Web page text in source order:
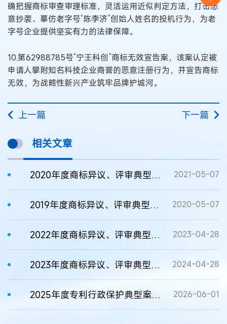
确把握商标审查审理标准，灵活运用近似判定方法，打击恶
意抄袭、摹仿老字号“陈李济”创始人姓名的投机行为，为老
字号企业提供坚实有力的法律保障。
10.第62988785号“宁王科创”商标无效宣告案，该案认定被
申请人攀附知名科技企业商誉的恶意注册行为，并宣告商标
无效，为战略性新兴产业筑牢品牌护城河。
上一篇 下一篇
相关文章
2020年度商标异议、评审典型案例 2021-05-07
2019年度商标异议、评审典型案例 2020-05-07
2022年度商标异议、评审典型案例发布 2023-04-28
2023年度商标异议、评审典型案例发布 2024-04-28
2025年度专利行政保护典型案例公布 2026-06-01